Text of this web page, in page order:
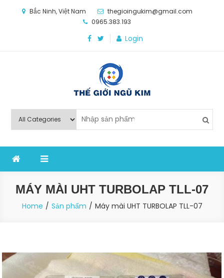
Bắc Ninh, Việt Nam
thegioingukim@gmail.com
0965.383.193
Login
Thế Giới Ngũ Kim
nghiệp sản xuất
MÁY MÀI UHT TURBOLAP TLL-07
Home Sản phẩm Máy mài UHT TURBOLAP TLL-07